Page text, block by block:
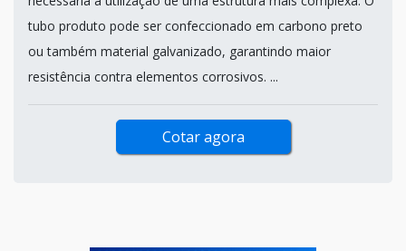
O tubo de aço carbono redondo é de extrema importância
em obras, para fazer a tubulação de água, principalmente
em empresas ou grandes edifícios em que se faz
necessária a utilização de uma estrutura mais complexa. O
ou também material galvanizado, garantindo maior